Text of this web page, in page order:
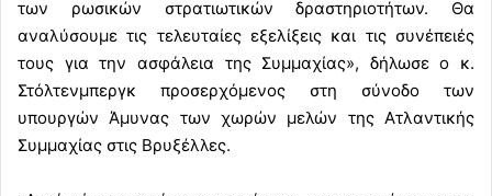
των ρωσικών στρατιωτικών δραστηριοτήτων. Θα
αναλύσουμε τις τελευταίες εξελίξεις και τις συνέπειές
τους για την ασφάλεια της Συμμαχίας», δήλωσε ο κ.
Στόλτενμπεργκ προσερχόμενος στη σύνοδο των
υπουργών Άμυνας των χωρών μελών της Ατλαντικής
Συμμαχίας στις Βρυξέλλες.